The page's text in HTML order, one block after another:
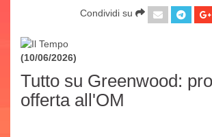
Condividi su
(10/06/2026)
Tutto su Greenwood:
offerta all'OM